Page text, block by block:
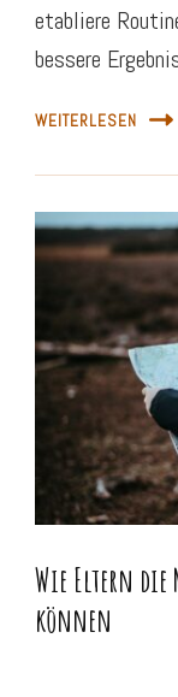
etabliere
bessere
WEITERLESEN
Wie Eltern
können